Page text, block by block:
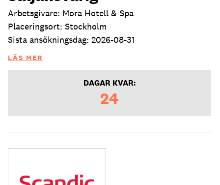
Arbetsgivare: Mora Hotell & Spa
Placeringsort: Stockholm
Sista ansökningsdag: 2026-08-31
LÄS MER
DAGAR KVAR:
24